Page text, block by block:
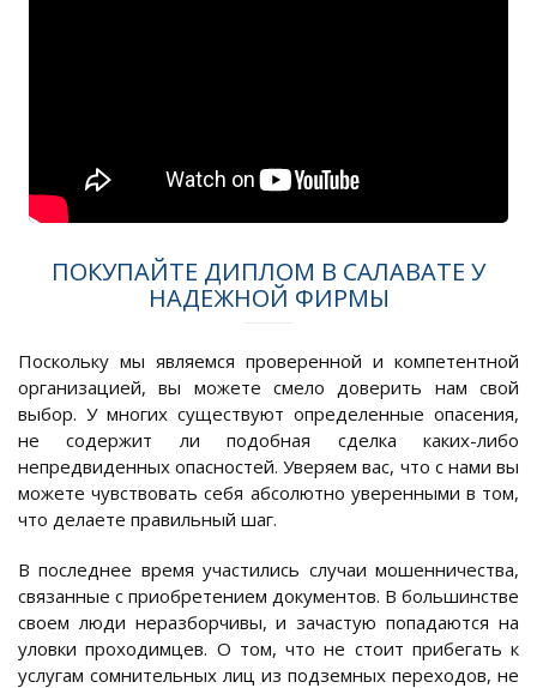
ПОКУПАЙТЕ ДИПЛОМ В САЛАВАТЕ У
НАДЕЖНОЙ ФИРМЫ
Поскольку мы являемся проверенной и компетентной
организацией, вы можете смело доверить нам свой
выбор. У многих существуют определенные опасения,
не содержит ли подобная сделка каких-либо
непредвиденных опасностей. Уверяем вас, что с нами вы
можете чувствовать себя абсолютно уверенными в том,
что делаете правильный шаг.
В последнее время участились случаи мошенничества,
связанные с приобретением документов. В большинстве
своем люди неразборчивы, и зачастую попадаются на
уловки проходимцев. О том, что не стоит прибегать к
услугам сомнительных лиц из подземных переходов, не